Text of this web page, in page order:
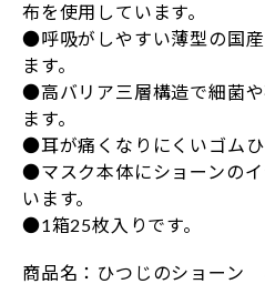
布を使用しています。
●呼吸がしやすい薄型の国
ます。
●高バリア三層構造で細菌
ます。
●耳が痛くなりにくいゴムひ
●マスク本体にショーンの
います。
●1箱25枚入りです。
商品名：ひつじのショーン